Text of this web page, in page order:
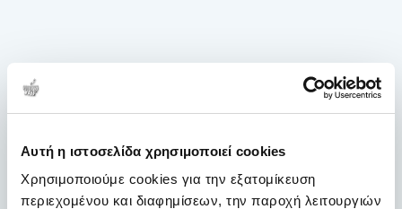
Αυτή η ιστοσελίδα χρησιμοποιεί cookies
Χρησιμοποιούμε cookies για την εξατομίκευση
περιεχομένου και διαφημίσεων, την παροχή λειτουργιών